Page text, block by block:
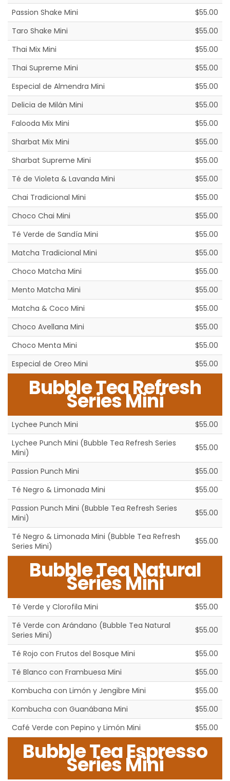
Passion Shake Mini
$55.00
Taro Shake Mini
$55.00
Thai Mix Mini
$55.00
Thai Supreme Mini
$55.00
Especial de Almendra Mini
$55.00
Delicia de Milán Mini
$55.00
Falooda Mix Mini
$55.00
Sharbat Mix Mini
$55.00
Sharbat Supreme Mini
$55.00
Té de Violeta & Lavanda Mini
$55.00
Chai Tradicional Mini
$55.00
Choco Chai Mini
$55.00
Té Verde de Sandía Mini
$55.00
Matcha Tradicional Mini
$55.00
Choco Matcha Mini
$55.00
Mento Matcha Mini
$55.00
Matcha & Coco Mini
$55.00
Choco Avellana Mini
$55.00
Choco Menta Mini
$55.00
Especial de Oreo Mini
$55.00
Bubble Tea Refresh
Series Mini
Lychee Punch Mini
$55.00
Lychee Punch Mini (Bubble Tea Refresh Series
Mini)
$55.00
Passion Punch Mini
$55.00
Té Negro & Limonada Mini
$55.00
Passion Punch Mini (Bubble Tea Refresh Series
Mini)
$55.00
Té Negro & Limonada Mini (Bubble Tea Refresh
Series Mini)
$55.00
Bubble Tea Natural
Series Mini
Té Verde y Clorofila Mini
$55.00
Té Verde con Arándano (Bubble Tea Natural
Series Mini)
$55.00
Té Rojo con Frutos del Bosque Mini
$55.00
Té Blanco con Frambuesa Mini
$55.00
Kombucha con Limón y Jengibre Mini
$55.00
Kombucha con Guanábana Mini
$55.00
Café Verde con Pepino y Limón Mini
$55.00
Bubble Tea Espresso
Series Mini